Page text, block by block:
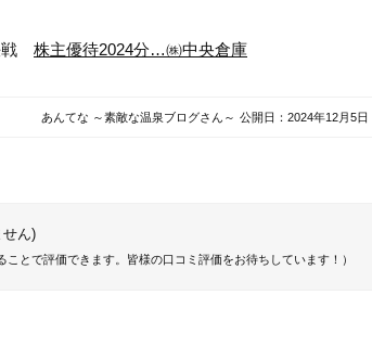
戦 株主優待2024分…㈱中央倉庫
あんてな ～素敵な温泉ブログさん～ 公開日： 2024年12月5日
せん)
ことで評価できます。皆様の口コミ評価をお待ちしています！）